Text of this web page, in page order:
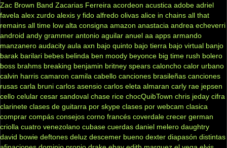
Zac Brown Band Zacarias Ferreira acordeon acustica adobe adriel
favela alex zurdo alexis y fido alfredo olivas alice in chains all that
remains all time low alta consigna amazon anastacia andrea echeverri
android andy grammer antonio aguilar anuel aa apps armando
manzanero audacity aula axn bajo quinto bajo tierra bajo virtual banjo
barak barilari bebes belinda ben moody beyonce big time rush bolero
boss brahms breaking benjamin britney spears caloncho calor urbano
calvin harris camaron camila cabello canciones brasileñas canciones
rusas carla bruni carlos asensio carlos eleta almaran carly rae jepsen
cello celular cesar sandoval chase rice chocQuibTown chris jeday cifra
clarinete clases de guitarra por skype clases por webcam clasica
comprar compás consejos corno francés coverdale crecer german
criolla cuatro venezolano cubase cuerdas daniel melero daughtry
david bowie deftones deluz descemer bueno dexter diapasón distintas